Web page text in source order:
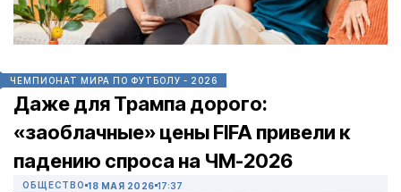
ЧЕМПИОНАТ МИРА ПО ФУТБОЛУ - 2026
Даже для Трампа дорого:
«заоблачные» цены FIFA привели к
падению спроса на ЧМ-2026
ОБЩЕСТВО 18 МАЯ 2026 17:37